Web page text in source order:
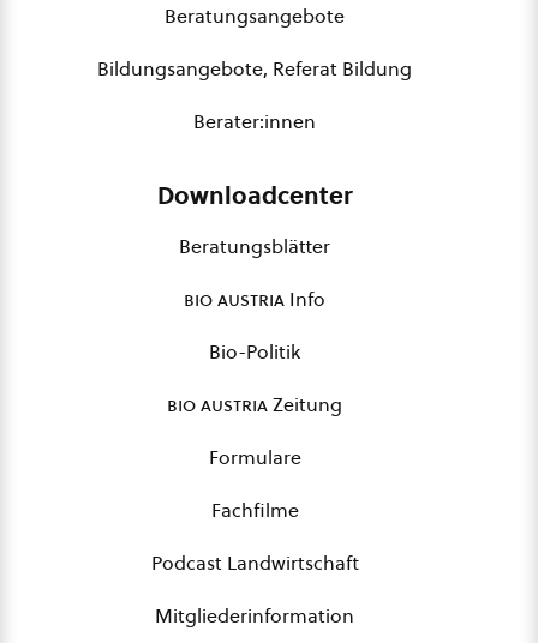
Beratungsangebote
Bildungsangebote, Referat Bildung
Berater:innen
Downloadcenter
Beratungsblätter
bio austria Info
Bio-Politik
bio austriaZeitung
Formulare
Fachfilme
Podcast Landwirtschaft
Mitgliederinformation